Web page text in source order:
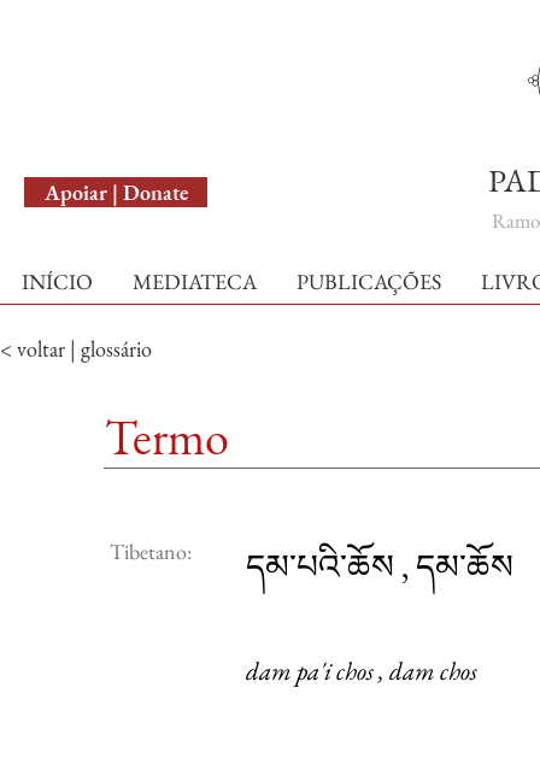
Apoiar | Donate
INÍCIO MEDIATECA PUBLICAÇÕES
< voltar | glossário
Termo
Tibetano: དམ་པའི་ཆོས , དམ་ཆོས
dam pa'i chos , dam chos